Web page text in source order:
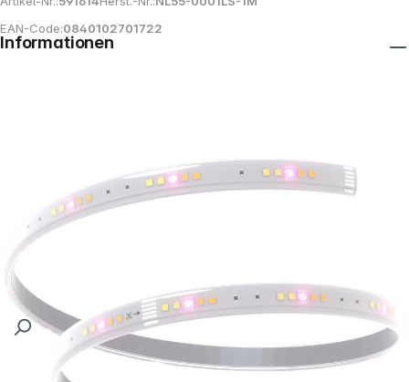
EAN-Code:0840102701722
Informationen